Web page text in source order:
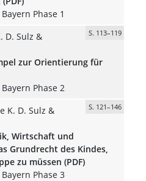
Phase 1
D. Sulz &
S. 113–119
zur Orientierung für
Phase 2
K. D. Sulz &
S. 121–146
Wirtschaft und
Grundrecht des Kindes,
zu müssen (PDF)
Phase 3